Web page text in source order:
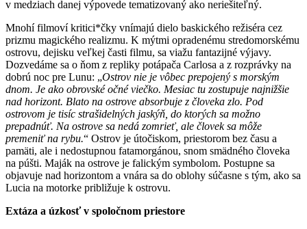
v medziach danej výpovede tematizovaný ako neriešiteľný.
Mnohí filmoví kritici*čky vnímajú dielo baskického režiséra cez
prizmu magického realizmu. K mýtmi opradenému stredomorskému
ostrovu, dejisku veľkej časti filmu, sa viažu fantazijné výjavy.
Dozvedáme sa o ňom z repliky potápača Carlosa a z rozprávky na
dobrú noc pre Lunu: „Ostrov nie je vôbec prepojený s morským
dnom. Je ako obrovské očné viečko. Mesiac tu zostupuje najnižšie
nad horizont. Blato na ostrove absorbuje z človeka zlo. Pod
ostrovom je tisíc strašidelných jaskýň, do ktorých sa možno
prepadnúť. Na ostrove sa nedá zomrieť, ale človek sa môže
premeniť na rybu.“ Ostrov je útočiskom, priestorom bez času a
pamäti, ale i nedostupnou fatamorgánou, snom smädného človeka
na púšti. Maják na ostrove je falickým symbolom. Postupne sa
objavuje nad horizontom a vnára sa do oblohy súčasne s tým, ako sa
Lucia na motorke približuje k ostrovu.
Extáza a úzkosť v spoločnom priestore